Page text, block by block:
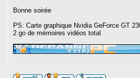
Bonne soirée
PS: Carte graphique Nvidia GeForce GT
2 go de mémoires vidéos total